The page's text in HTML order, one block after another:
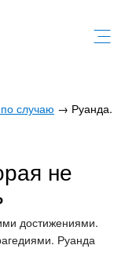
случаю → Руанда.
не
достижениями.
Руанда